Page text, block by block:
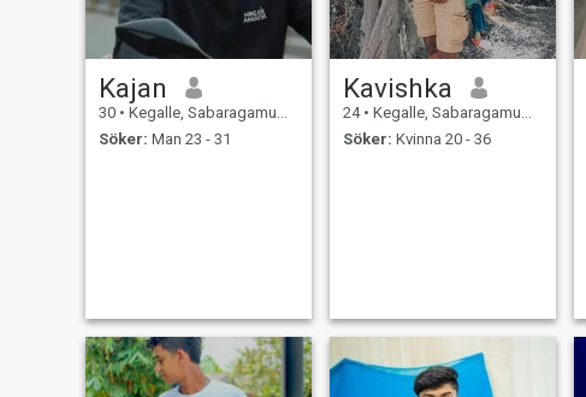
Kajan
30 • Kegalle, Sabaragamuwa, Sri Lanka
Söker: Man 23 - 31
Kavishka
24 • Kegalle, Sabaragamuwa, Sri Lanka
Söker: Kvinna 20 - 36